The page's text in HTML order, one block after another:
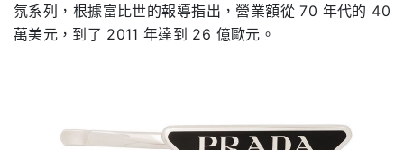
氛系列，根據富比世的報導指出，營業額從 70 年代的 40
萬美元，到了 2011年達到 26 億歐元。